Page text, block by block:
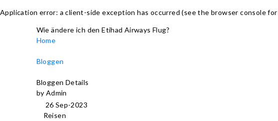
Application error: a client-side exception has occurred (see the browser console
Wie ändere ich den Etihad Airways Flug?
Home
Bloggen
Bloggen Details
by Admin
26 Sep-2023
Reisen